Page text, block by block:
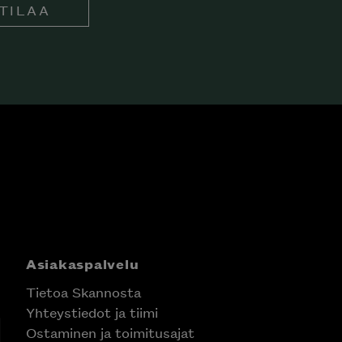
Asiakaspalvelu
Tietoa Skannosta
Yhteystiedot ja tiimi
Ostaminen ja toimitusajat